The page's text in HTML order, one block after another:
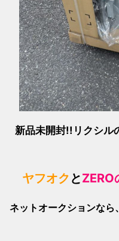
新品未開封!!リクシル
ヤフオク とZERO
ネットオークションなら